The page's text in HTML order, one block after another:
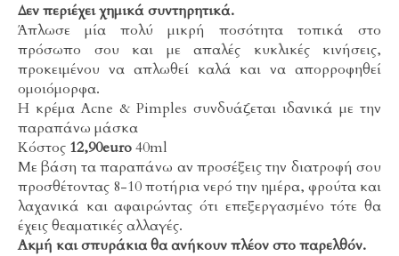
Δεν περιέχει χημικά συντηρητικά.
Άπλωσε μία πολύ μικρή ποσότητα τοπικά στο
πρόσωπο σου και με απαλές κυκλικές κινήσεις,
προκειμένου να απλωθεί καλά και να απορροφηθεί
ομοιόμορφα.
Η κρέμα Acne & Pimples συνδυάζεται ιδανικά με την
παραπάνω μάσκα
Κόστος 12,90euro40ml
Με βάση τα παραπάνω αν προσέξεις την διατροφή σου
προσθέτοντας 8-10 ποτήρια νερό την ημέρα, φρούτα και
λαχανικά και αφαιρώντας ότι επεξεργασμένο τότε θα
έχεις θεαματικές αλλαγές.
Ακμή και σπυράκια θα ανήκουν πλέον στο παρελθόν.